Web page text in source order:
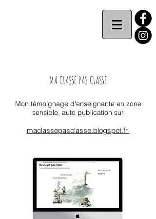
MA CLASSE PAS CLASSE
Mon témoignage d'enseignante en zone
sensible, auto publication sur
maclassepasclasse.blogspot.fr